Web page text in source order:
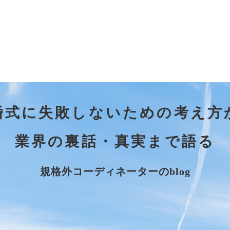
式に失敗しないための考え方
業界の裏話・真実まで語る
規格外コーディネーターのblog